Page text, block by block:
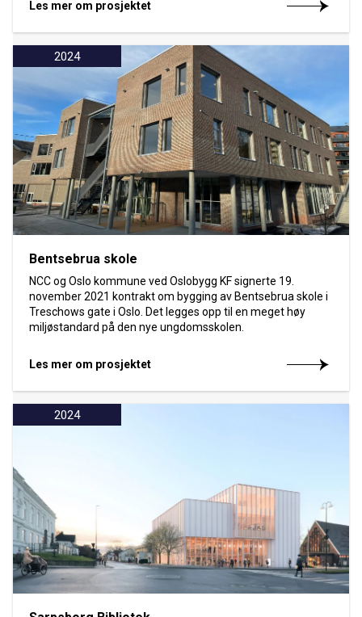
Les mer om prosjektet
2024
Bentsebrua skole
NCC og Oslo kommune ved Oslobygg KF signerte 19.
november 2021 kontrakt om bygging av Bentsebrua skole i
Treschows gate i Oslo. Det legges opp til en meget høy
miljøstandard på den nye ungdomsskolen.
Les mer om prosjektet
2024